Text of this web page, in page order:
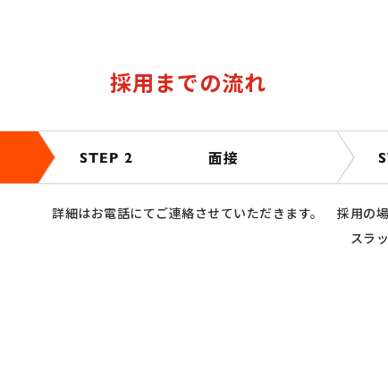
採用までの流れ
STEP 2 面接
詳細はお電話にてご連絡させていただきます。
採用の
スラ